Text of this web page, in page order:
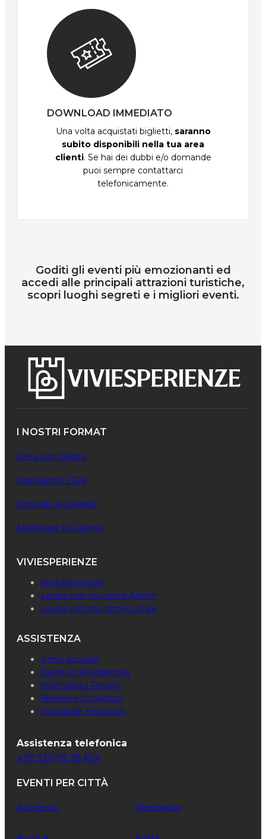
DOWNLOAD IMMEDIATO
Una volta acquistati biglietti, saranno
subito disponibili nella tua area
clienti. Se hai dei dubbi e/o domande
puoi sempre contattarci
telefonicamente.
Goditi gli eventi più emozionanti ed
accedi alle principali attrazioni turistiche,
scopri luoghi segreti e i migliori eventi.
I NOSTRI FORMAT
Cena con Delitto
Capodanno 2026
Omicidio al Castello
Maghi per Un Giorno
VIVIESPERIENZE
ViviEsperienze+
Lavora con noi come Attore
Lavora con noi come Locale
ASSISTENZA
Il mio account
Eventi in Programma
Informativa Privacy
Termini e Condizioni
Domande Frequenti
Assistenza telefonica
+39 320 19 38 624
EVENTI PER CITTÀ
Agrigento Alessandria